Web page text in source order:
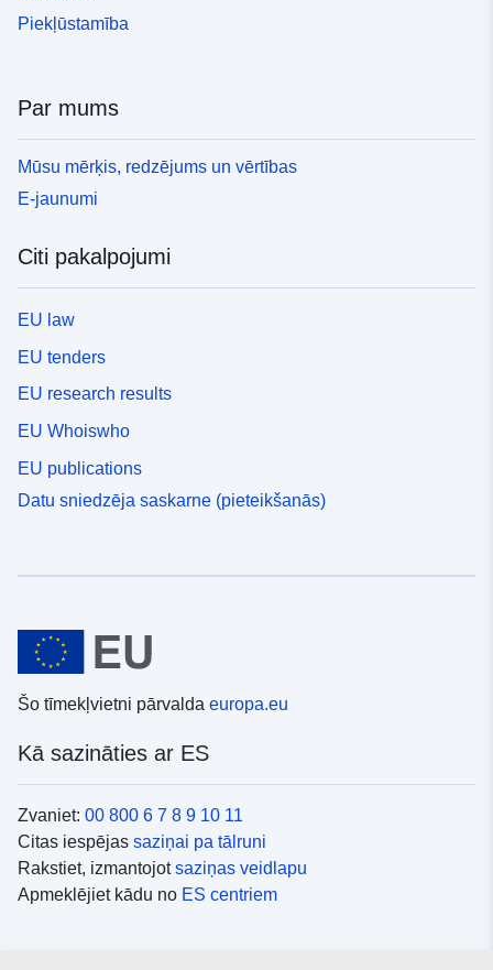
Piekļūstamība
Par mums
Mūsu mērķis, redzējums un vērtības
E-jaunumi
Citi pakalpojumi
EU law
EU tenders
EU research results
EU Whoiswho
EU publications
Datu sniedzēja saskarne (pieteikšanās)
Šo tīmekļvietni pārvalda europa.eu
Kā sazināties ar ES
Zvaniet: 00 800 6 7 8 9 10 11
Citas iespējas saziņai pa tālruni
Rakstiet, izmantojotsaziņas veidlapu
Apmeklējiet kādu no ES centriem